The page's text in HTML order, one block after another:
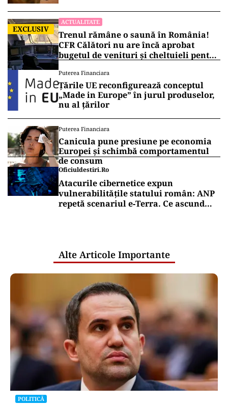
EXCLUSIV
ACTUALITATE
Trenul rămâne o saună în România!
CFR Călători nu are încă aprobat
bugetul de venituri și cheltuieli pentru
Puterea Financiara
Țările UE reconfigurează conceptul
„Made in Europe” în jurul produselor,
nu al țărilor
Puterea Financiara
Canicula pune presiune pe economia
Europei și schimbă comportamentul
de consum
Oficiuldestiri.ro
Atacurile cibernetice expun
vulnerabilitățile statului român: ANP
repetă scenariul e‑Terra. Ce ascund
Alte Articole Importante
POLITICĂ